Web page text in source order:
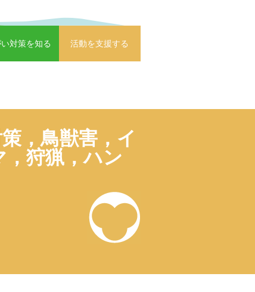
対策を知る 活動を支援する
，鳥獣害，イ
狩猟，ハン